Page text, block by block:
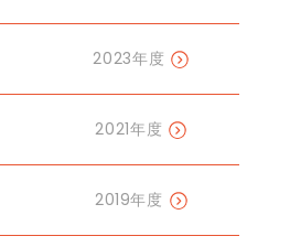
2023年度
2021年度
2019年度